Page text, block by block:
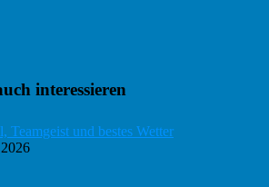
interessieren
Teamgeist und bestes Wetter